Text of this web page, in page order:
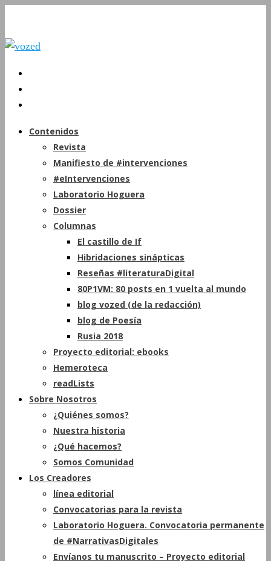
Contenidos
Revista
Manifiesto de #intervenciones
#eIntervenciones
Laboratorio Hoguera
Dossier
Columnas
El castillo de If
Hibridaciones sinápticas
Reseñas #literaturaDigital
80P1VM: 80 posts en 1 vuelta al mundo
blog vozed (de la redacción)
blog de Poesía
Rusia 2018
Proyecto editorial: ebooks
Hemeroteca
readLists
Sobre Nosotros
¿Quiénes somos?
Nuestra historia
¿Qué hacemos?
Somos Comunidad
Los Creadores
línea editorial
Convocatorias para la revista
Laboratorio Hoguera. Convocatoria permanente
de #NarrativasDigitales
Envíanos tu manuscrito – Proyecto editorial